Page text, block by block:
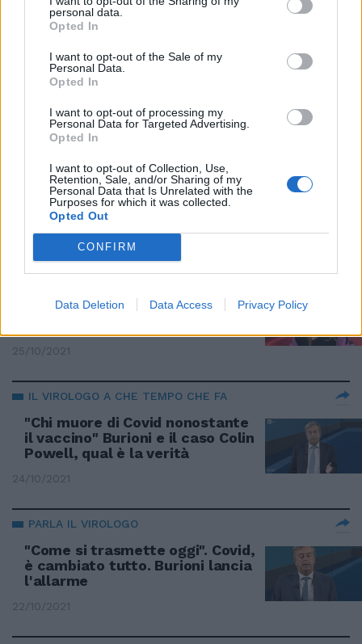
personal data.
Opted In
I want to opt-out of the Sale of my
Personal Data.
Opted In
I want to opt-out of processing my
Personal Data for Targeted Advertising.
Opted In
I want to opt-out of Collection, Use,
Retention, Sale, and/or Sharing of my
Personal Data that Is Unrelated with the
Purposes for which it was collected.
Opted Out
CONFIRM
Data Deletion Data Access Privacy Policy
GUERRA TRA VIROLOGI
pure con Vaia: mi arrendo, ho
perso
HUMOR NERO
L'ira di Burioni contro la
pubblicità delle pompe funebri, il
manifesto choc sul vaccino
30/10/2021
"Poliziotti sanitari", Sgarbi senza
freni su Ballando. E su Mietta
25/10/2021
IL VIROLOGO A CHE TEMPO CHE FA
"Chi muore di Covid nonostante
il vaccino" Burioni e il caso Colin
Powell, qual è la verità
24/10/2021
PARLA IL VIROLOGO
"Come si trasmette oggi". Covid,
è cambiato tutto. Burioni lancia
l'allarme
22/10/2021